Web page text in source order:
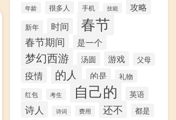
年龄 很多人 手机 技能 攻略
新年 时间 春节
春节期间 是一个
梦幻西游 汤圆 游戏 父母
疫情 的人 的是 礼物
红包 考生 自己的 英语
诗人 诗词 费用 还不 都是